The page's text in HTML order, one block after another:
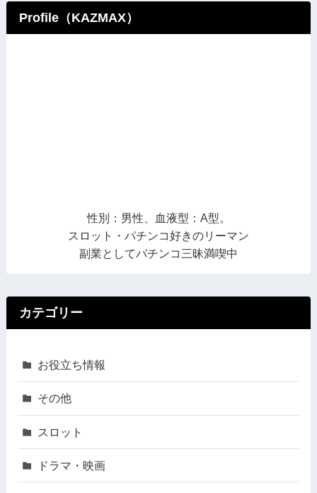
Profile（KAZMAX）
性別：男性、血液型：A型。
スロット・パチンコ好きのリーマン
副業としてパチンコ三昧満喫中
カテゴリー
お役立ち情報
その他
スロット
ドラマ・映画